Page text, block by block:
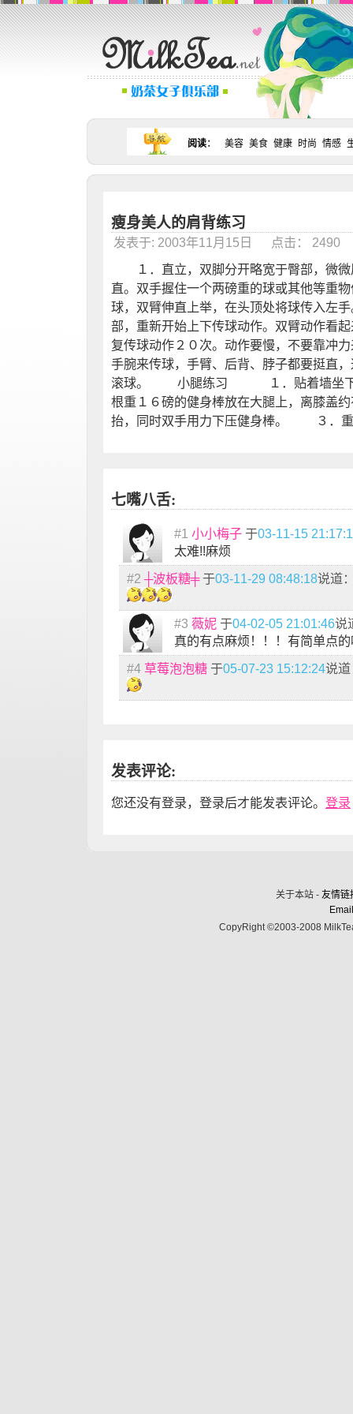
阅读： 美容 美食 健康 时尚 情感
瘦身美人的肩背练习
发表于: 2003年11月15日 点击： 2490
１．直立，双脚分开略宽于臀部，微微
直。双手握住一个两磅重的球或其他等
球，双臂伸直上举，在头顶处将球传入
部，重新开始上下传球动作。双臂动作
复传球动作２０次。动作要慢，不要靠
手腕来传球，手臂、后背、脖子都要挺直
滚球。 小腿练习 １．贴着墙坐下，
根重１６磅的健身棒放在大腿上，离膝
抬，同时双手用力下压健身棒。 ３．重
七嘴八舌:
#1 小小梅子 于03-11-15
太难!!麻烦
#2 ┼波板糖╪于03-11-29 08:48:18说道
#3 薇妮 于04-02-05 21:01:46说
真的有点麻烦！！！有简单点
#4 草莓泡泡糖 于05-07-23 15:12:24说道
发表评论:
您还没有登录，登录后才能发表评论。 登录
关于本站 - 友情链
CopyRight ©2003-2008